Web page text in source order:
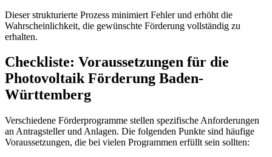
Dieser strukturierte Prozess minimiert Fehler und erhöht die
Wahrscheinlichkeit, die gewünschte Förderung vollständig zu
erhalten.
Checkliste: Voraussetzungen für die
Photovoltaik Förderung Baden-
Württemberg
Verschiedene Förderprogramme stellen spezifische Anforderungen
an Antragsteller und Anlagen. Die folgenden Punkte sind häufige
Voraussetzungen, die bei vielen Programmen erfüllt sein sollten: